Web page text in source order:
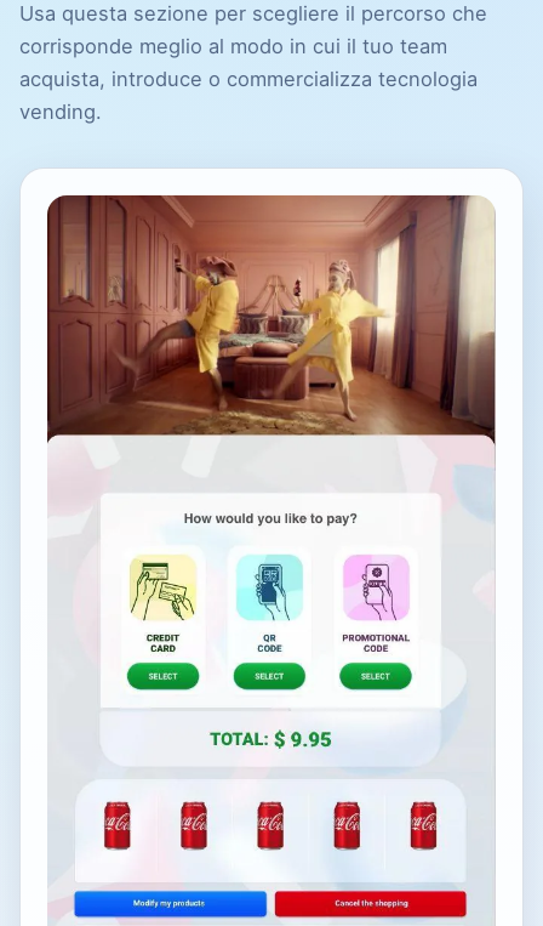
Usa questa sezione per scegliere il percorso che
corrisponde meglio al modo in cui il tuo team
acquista, introduce o commercializza tecnologia
vending.